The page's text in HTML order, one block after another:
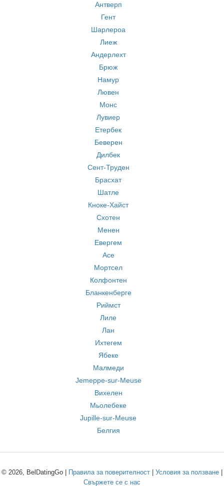
Антверп
Гент
Шарлероа
Лиеж
Андерлехт
Брюж
Намур
Лювен
Монс
Лувиер
Етербек
Беверен
Дилбек
Сент-Труден
Брасхат
Шатле
Кноке-Хайст
Схотен
Менен
Евергем
Асе
Мортсел
Колфонтен
Бланкенберге
Риймст
Лиле
Лан
Ихтегем
Ябеке
Малмеди
Jemeppe-sur-Meuse
Вихелен
Мьолебеке
Jupille-sur-Meuse
Белгия
© 2026, BelDatingGo | Правила за поверителност Условия за ползване
Свържете се с нас